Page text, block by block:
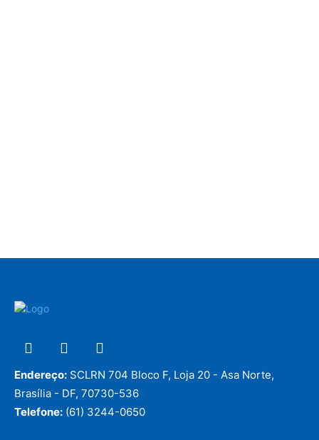
Endereço: SCLRN 704 Bloco F, Loja 20 - Asa Norte,
Brasília - DF, 70730-536
Telefone: (61) 3244-0650